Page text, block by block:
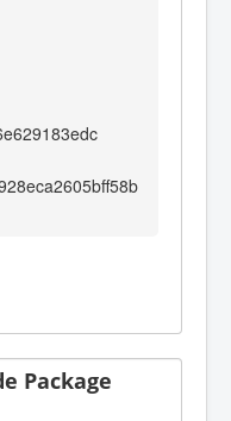
Package